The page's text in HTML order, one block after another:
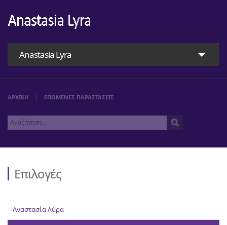
Anastasia Lyra
Αναστασία Λύρα
ΑΡΧΙΚΗ ΕΠΟΜΕΝΕΣ ΠΑΡΑΣΤΑΣΕΙΣ
Επιλογές
Αναστασία Λύρα